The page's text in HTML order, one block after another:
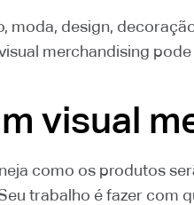
moda, design,
merchandising
visual
como os produtos
trabalho é fazer com